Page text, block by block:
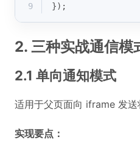
9
});
2. 三种实战通信模
2.1 单向通知模式
适用于父页面向 iframe 发送
实现要点：